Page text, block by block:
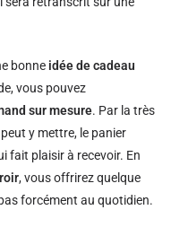
bonne idée de cadeau
vous pouvez
sur mesure. Par la très
y mettre, le panier
fait plaisir à recevoir. En
, vous offrirez quelque
forcément au quotidien.